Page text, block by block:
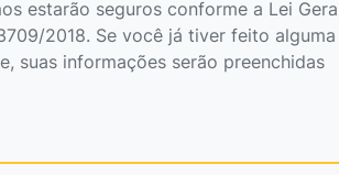
estarão seguros conforme a Lei
2018. Se você já tiver feito alguma
suas informações serão preenchidas